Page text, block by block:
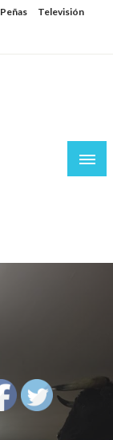
Peñas
Televisión